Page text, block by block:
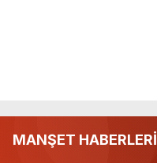
MANŞET HABERLERİ